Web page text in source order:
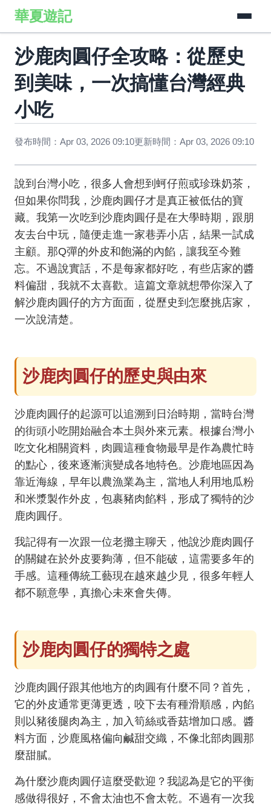
華夏遊記
沙鹿肉圓仔全攻略：從歷史
到美味，一次搞懂台灣經典
小吃
發布時間：Apr 03, 2026 09:10更新時間：Apr 03, 2026 09:10
說到台灣小吃，很多人會想到蚵仔煎或珍珠奶茶，
但如果你問我，沙鹿肉圓仔才是真正被低估的寶
藏。我第一次吃到沙鹿肉圓仔是在大學時期，跟朋
友去台中玩，隨便走進一家巷弄小店，結果一試成
主顧。那Q彈的外皮和飽滿的內餡，讓我至今難
忘。不過說實話，不是每家都好吃，有些店家的醬
料偏甜，我就不太喜歡。這篇文章就想帶你深入了
解沙鹿肉圓仔的方方面面，從歷史到怎麼挑店家，
一次說清楚。
沙鹿肉圓仔的歷史與由來
沙鹿肉圓仔的起源可以追溯到日治時期，當時台灣
的街頭小吃開始融合本土與外來元素。根據台灣小
吃文化相關資料，肉圓這種食物最早是作為農忙時
的點心，後來逐漸演變成各地特色。沙鹿地區因為
靠近海線，早年以農漁業為主，當地人利用地瓜粉
和米漿製作外皮，包裹豬肉餡料，形成了獨特的沙
鹿肉圓仔。
我記得有一次跟一位老攤主聊天，他說沙鹿肉圓仔
的關鍵在於外皮要夠薄，但不能破，這需要多年的
手感。這種傳統工藝現在越來越少見，很多年輕人
都不願意學，真擔心未來會失傳。
沙鹿肉圓仔的獨特之處
沙鹿肉圓仔跟其他地方的肉圓有什麼不同？首先，
它的外皮通常更薄更透，咬下去有種滑順感，內餡
則以豬後腿肉為主，加入筍絲或香菇增加口感。醬
料方面，沙鹿風格偏向鹹甜交織，不像北部肉圓那
麼甜膩。
為什麼沙鹿肉圓仔這麼受歡迎？我認為是它的平衡
感做得很好，不會太油也不會太乾。不過有一次我